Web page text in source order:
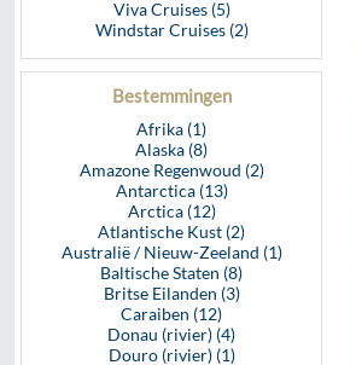
Viva Cruises (5)
Windstar Cruises (2)
Bestemmingen
Afrika (1)
Alaska (8)
Amazone Regenwoud (2)
Antarctica (13)
Arctica (12)
Atlantische Kust (2)
Australië / Nieuw-Zeeland (1)
Baltische Staten (8)
Britse Eilanden (3)
Caraiben (12)
Donau (rivier) (4)
Douro (rivier) (1)